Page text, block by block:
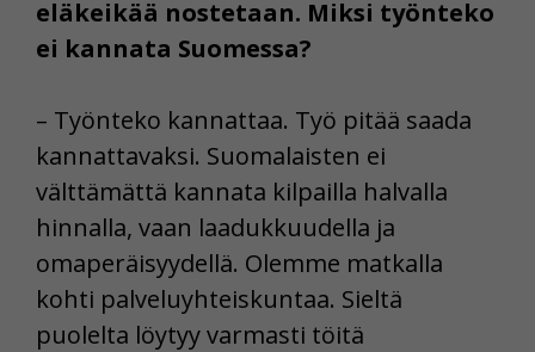
eläkeikää nostetaan. Miksi työnteko
ei kannata Suomessa?
– Työnteko kannattaa. Työ pitää saada
kannattavaksi. Suomalaisten ei
välttämättä kannata kilpailla halvalla
hinnalla, vaan laadukkuudella ja
omaperäisyydellä. Olemme matkalla
kohti palveluyhteiskuntaa. Sieltä
puolelta löytyy varmasti töitä